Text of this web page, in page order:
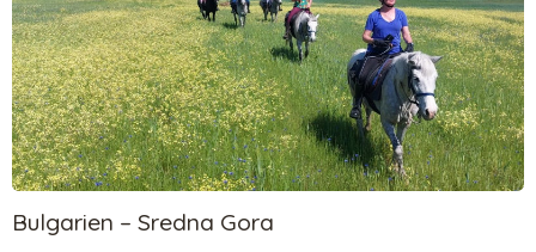
Bulgarien – Sredna Gora